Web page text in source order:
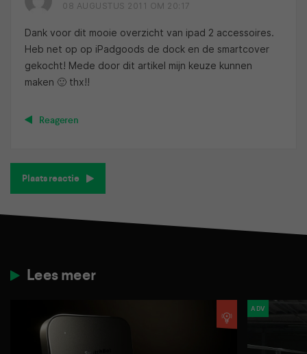
08 AUGUSTUS 2011 OM 20:17
Dank voor dit mooie overzicht van ipad 2 accessoires.
Heb net op op iPadgoods de dock en de smartcover
gekocht! Mede door dit artikel mijn keuze kunnen
maken 🙂 thx!!
Reageren
Plaats reactie
Lees meer
ADV